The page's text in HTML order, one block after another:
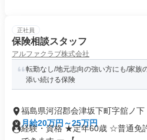
正社員
保険相談スタッフ
アルファクラブ株式会社
転勤なし/地元志向の強い方にも/家族
添い続ける保険
福島県河沼郡会津坂下町字舘ノ下
月給20万円～25万円
経験・資格 ★定年60歳 ☆普通免